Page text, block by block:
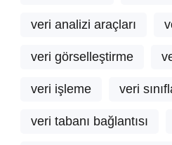
veri analizi araçları
veri görselleştirme
veri işleme veri
veri tabanı bağlantısı